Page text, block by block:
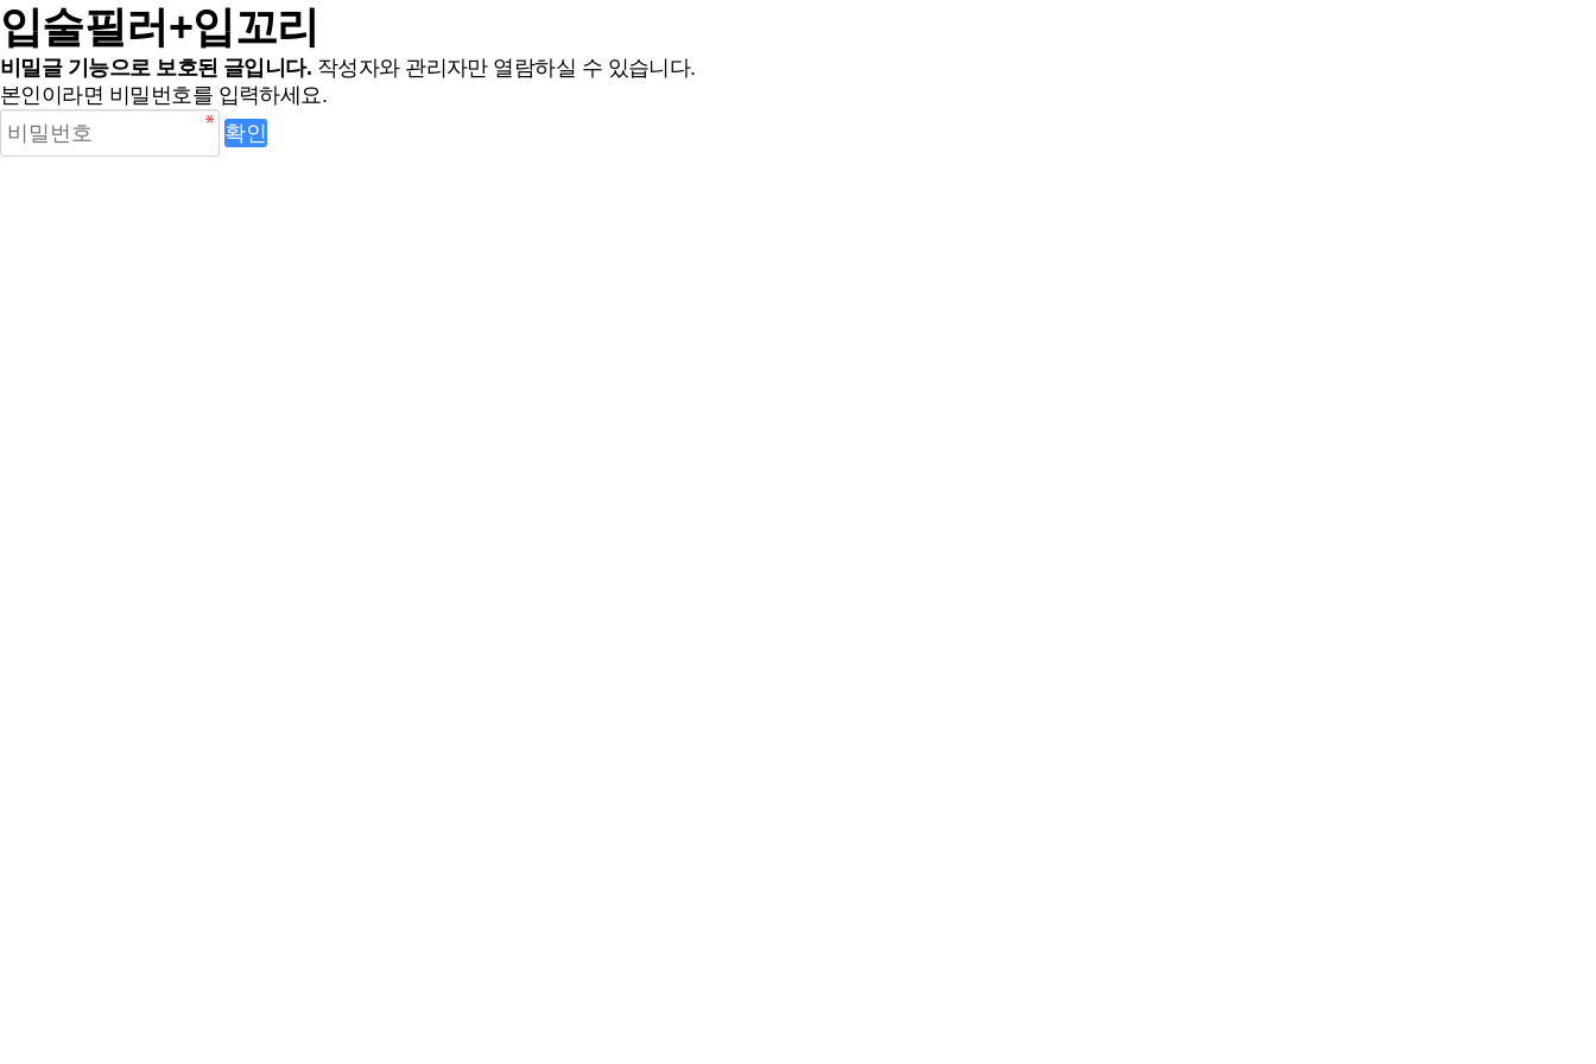
입술필러+입꼬리
비밀글 기능으로 보호된 글입니다. 작성자와 관리자만 열람하실 수 있습니다.
본인이라면 비밀번호를 입력하세요.